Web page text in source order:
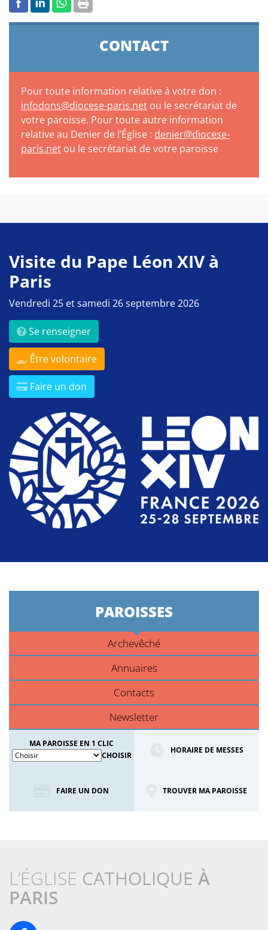
CONTACT
Pour toute information relative à votre don :
infodons@diocese-paris.net ou le secrétariat de
votre paroisse. Pour toute autre information
relative au Denier de l’Église : denier@diocese-
paris.net ou le secrétariat de votre paroisse
Visite du Pape Léon XIV à
Paris
Vendredi 25 et samedi 26 septembre 2026
Se renseigner
Être volontaire
Faire un don
PAROISSES
Archevêché
Annuaires
Contacts
Newsletter
MA PAROISSE EN 1 CLIC
CHOISIR
HORAIRE DE MESSES
FAIRE UN DON TROUVER MA PAROISSE
L’ÉGLISE CATHOLIQUE À
PARIS